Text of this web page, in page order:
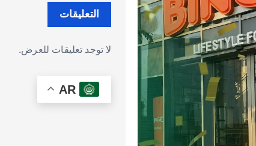
التعليقات
لا توجد تعليقات للعرض.
AR